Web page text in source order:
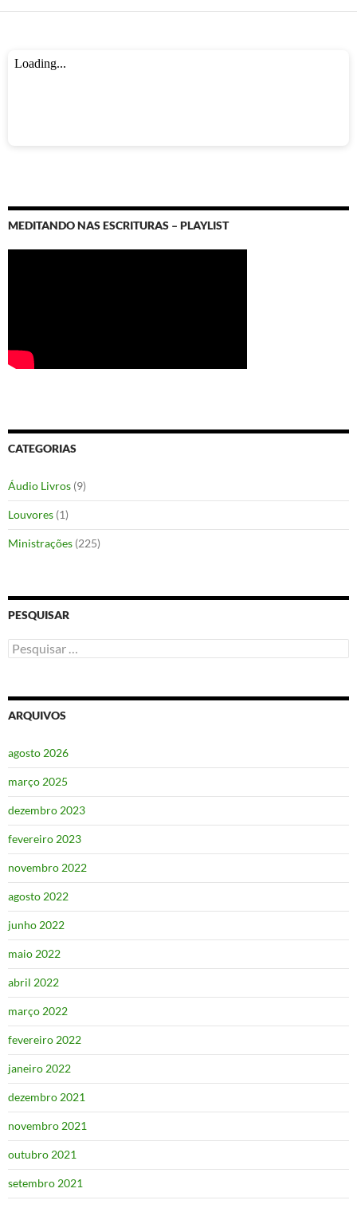
MEDITANDO NAS ESCRITURAS – PLAYLIST
CATEGORIAS
Áudio Livros (9)
Louvores (1)
Ministrações (225)
PESQUISAR
Pesquisar
por:
ARQUIVOS
agosto 2026
março 2025
dezembro 2023
fevereiro 2023
novembro 2022
agosto 2022
junho 2022
maio 2022
abril 2022
março 2022
fevereiro 2022
janeiro 2022
dezembro 2021
novembro 2021
outubro 2021
setembro 2021